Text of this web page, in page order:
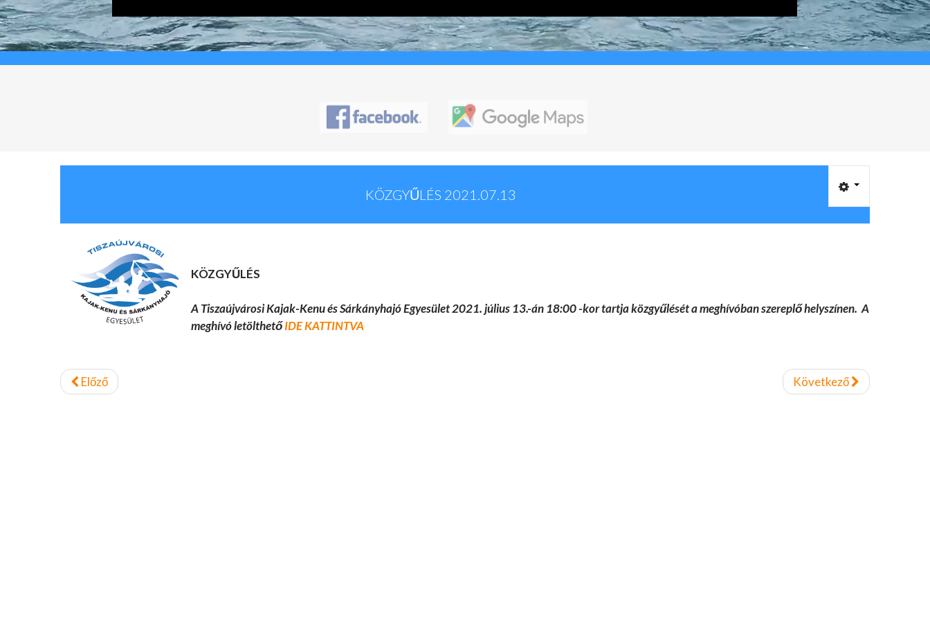
KÖZGYŰLÉS 2021.07.13
KÖZGYŰLÉS
A Tiszaújvárosi Kajak-Kenu és Sárkányhajó Egyesület 2021. július 13.-án 18:00 -kor tartja közgyűlését a meghívóban szereplő helyszínen. A
meghívó letölthetőIDE KATTINTVA
Előző Következő